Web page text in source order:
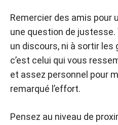
Remercier des amis pour
une question de justesse.
un discours, ni à sortir les
c’est celui qui vous
et assez personnel pour
remarqué l’effort.
Pensez au niveau de